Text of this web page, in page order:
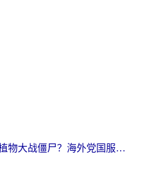
欧洲如何玩植物大战僵尸？海外党国服游戏加速避坑指南（附实测对比）